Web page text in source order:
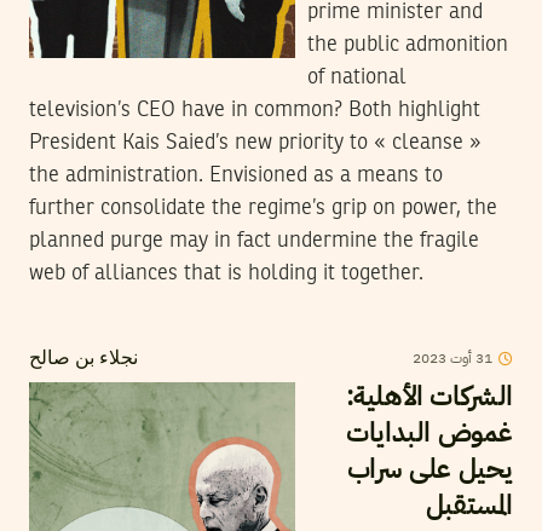
prime minister and
the public admonition
of national
television’s CEO have in common? Both highlight
President Kais Saied’s new priority to « cleanse »
the administration. Envisioned as a means to
further consolidate the regime’s grip on power, the
planned purge may in fact undermine the fragile
web of alliances that is holding it together.
نجلاء بن صالح 31 أوت 2023
الشركات الأهلية:
غموض البدايات
يحيل على سراب
المستقبل